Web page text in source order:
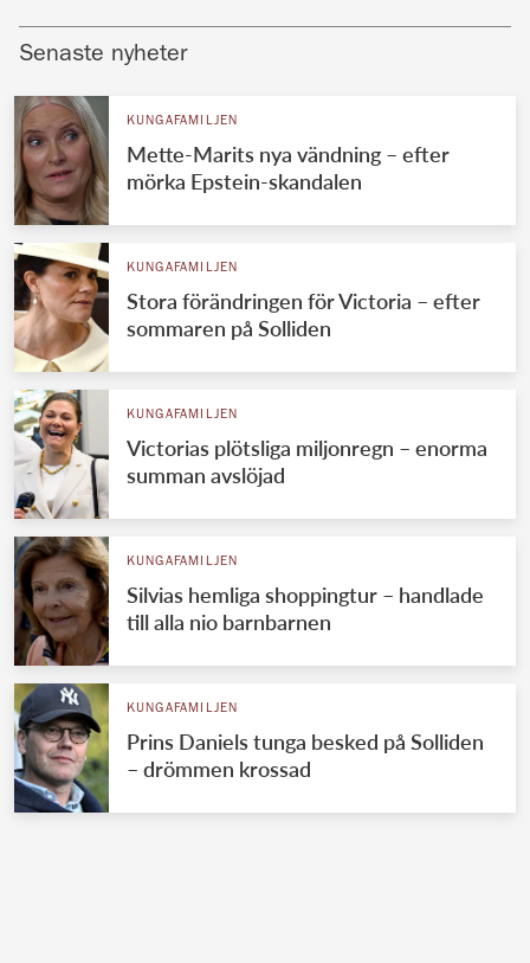
Senaste nyheter
KUNGAFAMILJEN
Mette-Marits nya vändning – efter
mörka Epstein-skandalen
KUNGAFAMILJEN
Stora förändringen för Victoria – efter
sommaren på Solliden
KUNGAFAMILJEN
Victorias plötsliga miljonregn – enorma
summan avslöjad
KUNGAFAMILJEN
Silvias hemliga shoppingtur – handlade
till alla nio barnbarnen
KUNGAFAMILJEN
Prins Daniels tunga besked på Solliden
– drömmen krossad